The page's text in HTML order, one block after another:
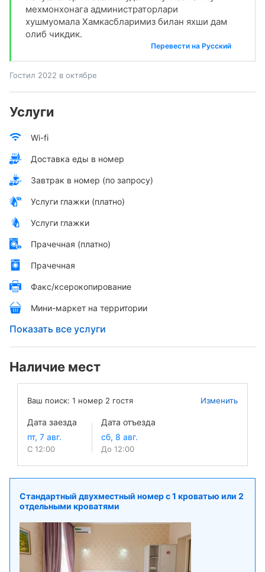
мехмонхонага администраторлари
хушмуомала Хамкасбларимиз билан яхши дам
олиб чикдик.
Перевести на Русский
Гостил 2022 в октябре
Услуги
Wi-fi
Доставка еды в номер
Завтрак в номер (по запросу)
Услуги глажки (платно)
Услуги глажки
Прачечная (платно)
Прачечная
Факс/ксерокопирование
Мини-маркет на территории
Показать все услуги
Наличие мест
Ваш поиск: 1 номер 2 гостя Изменить
Дата заезда
С 12:00
Дата отъезда
До 12:00
Стандартный двухместный номер с 1 кроватью или 2
отдельными кроватями